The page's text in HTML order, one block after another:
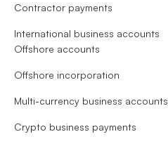
Contractor payments
International business accounts
Offshore accounts
Offshore incorporation
Multi-currency business accounts
Crypto business payments